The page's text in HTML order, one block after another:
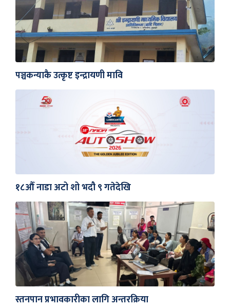
पञ्चकन्याकै उत्कृष्ट इन्द्रायणी मावि
१८औँ नाडा अटो शो भदौ ९ गतेदेखि
स्तनपान प्रभावकारीका लागि अन्तरक्रिया